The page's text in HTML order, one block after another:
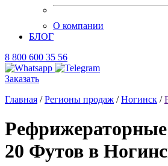
О компании
БЛОГ
8 800 600 35 56
Заказать
Главная /Регионы продаж /Ногинск /
20 Футов в